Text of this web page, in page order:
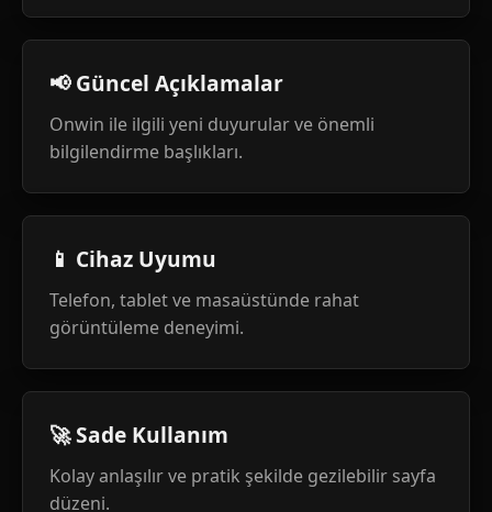
📢 Güncel Açıklamalar
Onwin ile ilgili yeni duyurular ve önemli
bilgilendirme başlıkları.
📱 Cihaz Uyumu
Telefon, tablet ve masaüstünde rahat
görüntüleme deneyimi.
🚀 Sade Kullanım
Kolay anlaşılır ve pratik şekilde gezilebilir sayfa
düzeni.